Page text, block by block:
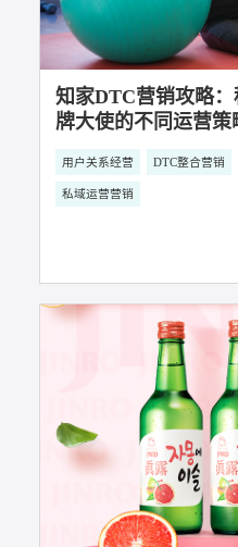
社会化营销 DTC整合营销
短视频营销运营 多平台
工作这么无聊的事，你们是
知家DTC营销攻
草技巧